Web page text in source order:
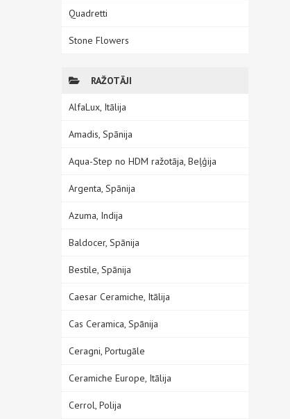
Quadretti
Stone Flowers
RAŽOTĀJI
AlfaLux, Itālija
Amadis, Spānija
Aqua-Step no HDM ražotāja, Beļģija
Argenta, Spānija
Azuma, Indija
Baldocer, Spānija
Bestile, Spānija
Caesar Ceramiche, Itālija
Cas Ceramica, Spānija
Ceragni, Portugāle
Ceramiche Europe, Itālija
Cerrol, Polija